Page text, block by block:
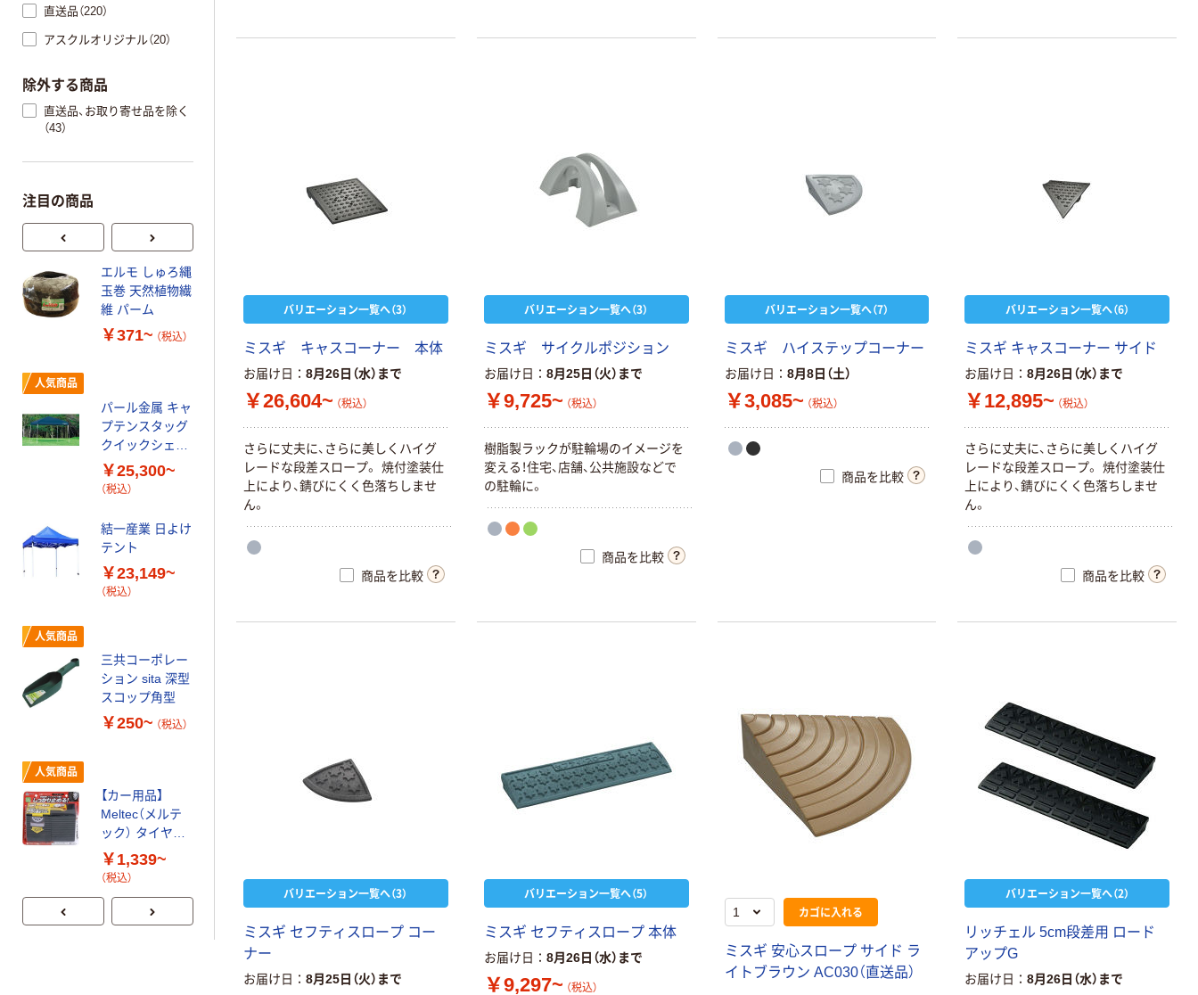
バリエーション一覧へ（3）
ミスギ キャスコーナー 本体
お届け日 8月26日（水）まで
￥26,604~ （税込）
さらに丈夫に、さらに美しくハイグ
レードな段差スロープ。 焼付塗装仕
上により、錆びにくく色落ちしませ
ん。
商品を比較
バリエーション一覧へ（3）
ミスギ サイクルポジション
お届け日 8月25日（火）まで
￥9,725~ （税込）
樹脂製ラックが駐輪場のイメージを
変える！住宅、店舗、公共施設などで
の駐輪に。
商品を比較
バリエーション一覧へ（7）
ミスギ ハイステップコーナー
お届け日 8月8日（土）
￥3,085~ （税込）
商品を比較
バリエーション一覧へ（6）
ミスギ キャスコーナー サイド
お届け日 8月26日（水）まで
￥12,895~ （税込）
さらに丈夫に、さらに美しくハイグ
レードな段差スロープ。 焼付塗装仕
上により、錆びにくく色落ちしませ
ん。
商品を比較
バリエーション一覧へ（3）
ミスギ セフティスロープ コー
ナー
お届け日 8月25日（火）まで
バリエーション一覧へ（5）
ミスギ セフティスロープ 本体
お届け日 8月26日（水）まで
￥9,297~ （税込）
カゴに入れる
ミスギ 安心スロープ サイド ラ
イトブラウン AC030（直送品）
バリエーション一覧へ（2）
リッチェル 5cm段差用 ロード
アップG
お届け日 8月26日（水）まで
直送品（220）
アスクルオリジナル（20）
除外する商品
直送品、お取り寄せ品を除く
（43）
注目の商品
エルモ しゅろ縄
玉巻 天然植物繊
維 パーム
￥371~ （税込）
人気商品
パール金属 キャ
プテンスタッグ
クイックシェー
ド 300UV
￥25,300~
（税込）
結一産業 日よけ
テント
￥23,149~
（税込）
人気商品
三共コーポレー
ション sita 深型
スコップ角型
￥250~ （税込）
人気商品
【カー用品】
Meltec（メルテ
ック） タイヤス
トッパー ゴムタ
イプ 1個
￥1,339~
（税込）
ダンプ（大）【除
雪用品/スノーダ
ンプ/雪の除去】
4976131910913
(C用） 1個（直送
品）
（税込）
人気商品
トラスコ中山
TRUSCO タイ
￥1,601 （税込）
カゴへ
人気商品
ターウエイト
10kg ネイビー
￥3,056 （税込）
人気商品
ク タイヤストッ
パー 大型トラッ
ク以下 FT
（税込）
キャプテンスタ
ッグ PEカラー
ボール50球 UX
￥807~ （税込）
工業 ウォータ
ー・バスター（高
カゴへ
カラー 移植コテ
スチール製 ショ
ベル スコップ
￥353~ （税込）
人気商品
パール金属 キャ
プテンスタッグ
クイックシェー
テント
（税込）
人気商品
（税込）